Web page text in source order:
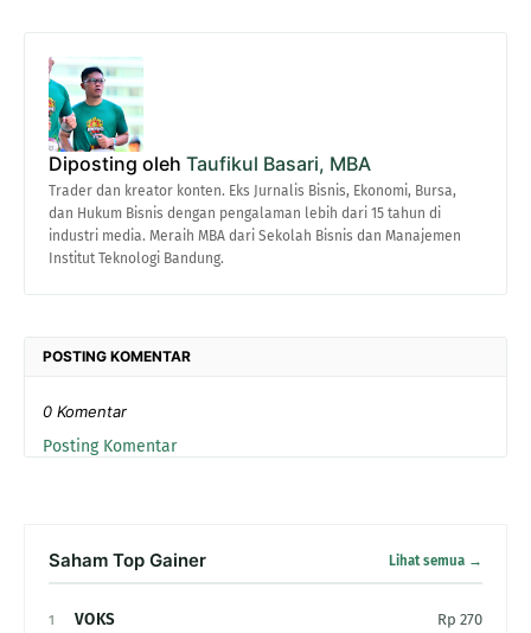
Diposting oleh Taufikul Basari, MBA
Trader dan kreator konten. Eks Jurnalis Bisnis, Ekonomi, Bursa,
dan Hukum Bisnis dengan pengalaman lebih dari 15 tahun di
industri media. Meraih MBA dari Sekolah Bisnis dan Manajemen
Institut Teknologi Bandung.
POSTING KOMENTAR
0 Komentar
Posting Komentar
Saham Top Gainer Lihat semua →
1 VOKS Rp 270